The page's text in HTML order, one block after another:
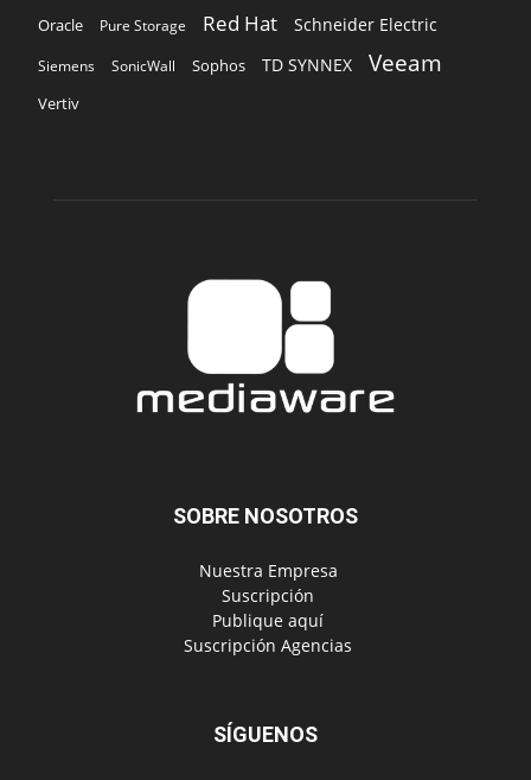
Oracle Pure Storage Red Hat Schneider Electric
Siemens SonicWall Sophos TD SYNNEX Veeam
Vertiv
SOBRE NOSOTROS
‎ Nuestra Empresa
‎ Suscripción
‎ Publique aquí
‎ Suscripción Agencias
SÍGUENOS